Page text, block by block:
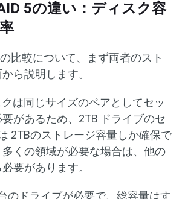
5の違い：ディスク容
の比較について、まず両者のスト
ら説明します。
は同じサイズのペアとしてセッ
要があるため、2TB ドライブのセ
2TBのストレージ容量しか確保で
くの領域が必要な場合は、他の
要があります。
のドライブが必要で、総容量はす